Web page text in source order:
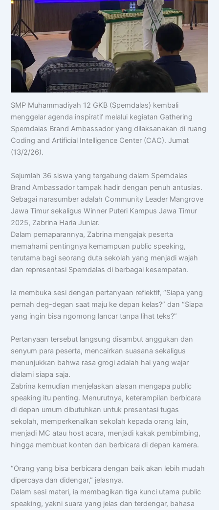
Chat AISA
Artificial Intelligence Spemdalas Assistant
Halo! SayaAISA-ArtificialI ntelligence
SpemdalasAssistant.
📝 Info Pendaftaran (PPDB)
🏆 Program Unggulan
📍 Lokasi & Kontak
SMP Muhammadiyah 12 GKB (Spemdalas) kembali
menggelar agenda inspiratif melalui kegiatan Gathering
Spemdalas Brand Ambassador yang dilaksanakan di ruang
Coding and Artificial Intelligence Center (CAC). Jumat
(13/2/26).
Sejumlah 36 siswa yang tergabung dalam Spemdalas
Brand Ambassador tampak hadir dengan penuh antusias.
Sebagai narasumber adalah Community Leader Mangrove
Jawa Timur sekaligus Winner Puteri Kampus Jawa Timur
2025, Zabrina Haria Juniar.
Dalam pemaparannya, Zabrina mengajak peserta
memahami pentingnya kemampuan public speaking,
terutama bagi seorang duta sekolah yang menjadi wajah
dan representasi Spemdalas di berbagai kesempatan.
Ia membuka sesi dengan pertanyaan reflektif, “Siapa yang
pernah deg-degan saat maju ke depan kelas?” dan “Siapa
yang ingin bisa ngomong lancar tanpa lihat teks?”
Pertanyaan tersebut langsung disambut anggukan dan
senyum para peserta, mencairkan suasana sekaligus
menunjukkan bahwa rasa grogi adalah hal yang wajar
dialami siapa saja.
Zabrina kemudian menjelaskan alasan mengapa public
speaking itu penting. Menurutnya, keterampilan berbicara
di depan umum dibutuhkan untuk presentasi tugas
sekolah, memperkenalkan sekolah kepada orang lain,
menjadi MC atau host acara, menjadi kakak pembimbing,
hingga membuat konten dan berbicara di depan kamera.
“Orang yang bisa berbicara dengan baik akan lebih mudah
dipercaya dan didengar,” jelasnya.
Dalam sesi materi, ia membagikan tiga kunci utama public
speaking, yakni suara yang jelas dan terdengar, bahasa